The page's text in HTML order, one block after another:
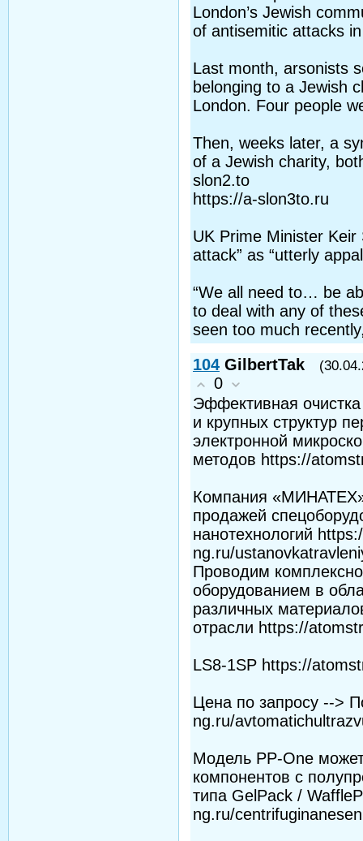
London’s Jewish
of antisemitic attacks
Last month, arsonists
belonging to a Jewish
London. Four people
Then, weeks later, a
of a Jewish charity,
slon2.to
https://a-slon3to.ru
UK Prime Minister
attack” as “utterly
“We all need to… be
to deal with any of
seen too much
104 GilbertTak
0
Эффективная
и крупных структур
электронной
методов https://
Компания
продажей
нанотехнологий
ng.ru/
Проводим
оборудованием в
различных
отрасли https://
LS8-1SP https://
Цена по запросу -->
ng.ru/
Модель PP-One
компонентов с
типа GelPack /
ng.ru/